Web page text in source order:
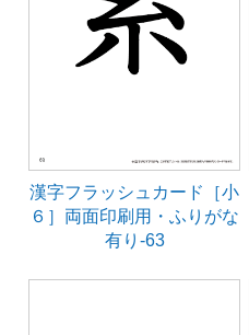
漢字フラッシュカード［小
６］両面印刷用・ふりがな
有り-63